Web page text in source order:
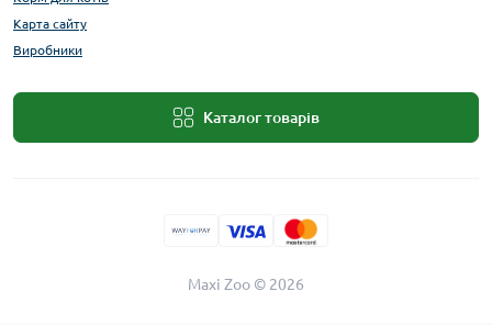
Карта сайту
Виробники
Каталог товарів
Maxi Zoo © 2026